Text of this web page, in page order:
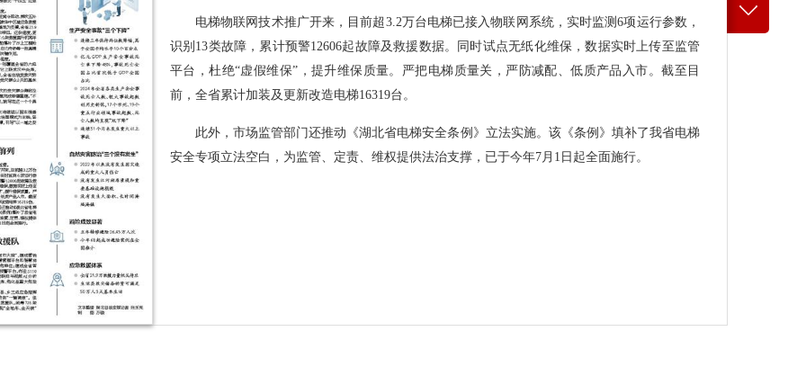
电梯物联网技术推广开来，目前超3.2万台电梯已接入物联网系统，实时监测6项运行参数，
识别13类故障，累计预警12606起故障及救援数据。同时试点无纸化维保，数据实时上传至监管
平台，杜绝“虚假维保”，提升维保质量。严把电梯质量关，严防减配、低质产品入市。截至目
前，全省累计加装及更新改造电梯16319台。
此外，市场监管部门还推动《湖北省电梯安全条例》立法实施。该《条例》填补了我省电梯
安全专项立法空白，为监管、定责、维权提供法治支撑，已于今年7月1日起全面施行。